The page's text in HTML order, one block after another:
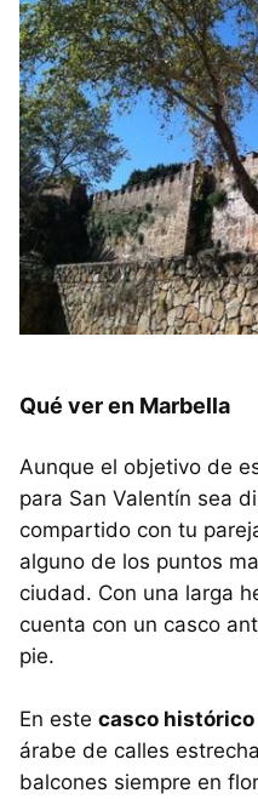
Qué ver en Marbella
Aunque el objetivo de
para San Valentín sea
compartido con tu
alguno de los puntos
ciudad. Con una larga
cuenta con un casco
pie.
En este casco histórico
árabe de calles
balcones siempre en